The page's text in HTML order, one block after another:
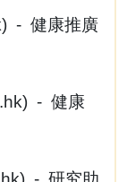
) - 健康推廣
) - 健康